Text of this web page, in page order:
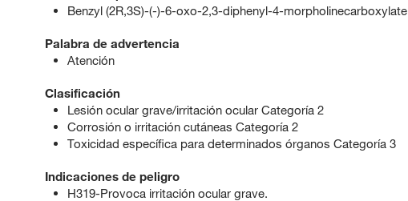
Benzyl (2R,3S)-(-)-6-oxo-2,3-diphenyl-4-morpholinecarboxylate
Palabra de advertencia
Atención
Clasificación
Lesión ocular grave/irritación ocular Categoría 2
Corrosión o irritación cutáneas Categoría 2
Toxicidad específica para determinados órganos Categoría 3
Indicaciones de peligro
H319-Provoca irritación ocular grave.